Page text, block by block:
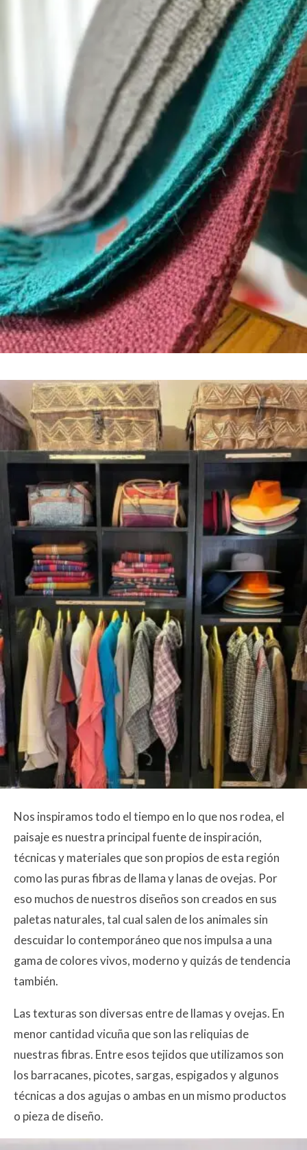
Nos inspiramos todo el tiempo en lo que nos rodea, el
paisaje es nuestra principal fuente de inspiración,
técnicas y materiales que son propios de esta región
como las puras fibras de llama y lanas de ovejas. Por
eso muchos de nuestros diseños son creados en sus
paletas naturales, tal cual salen de los animales sin
descuidar lo contemporáneo que nos impulsa a una
gama de colores vivos, moderno y quizás de tendencia
también.
Las texturas son diversas entre de llamas y ovejas. En
menor cantidad vicuña que son las reliquias de
nuestras fibras. Entre esos tejidos que utilizamos son
los barracanes, picotes, sargas, espigados y algunos
técnicas a dos agujas o ambas en un mismo productos
o pieza de diseño.